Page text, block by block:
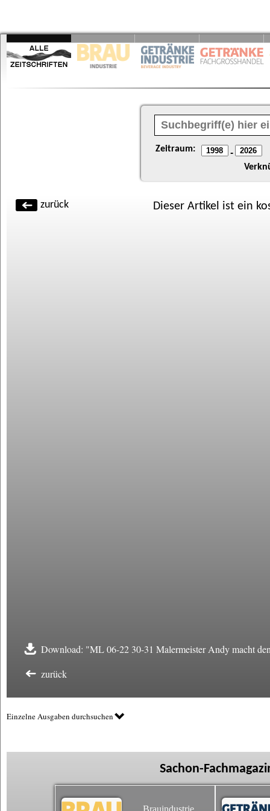
Zeitraum: -
zurück Dieser Artikel ist ein
Download: "ML 06-22 30-31 Malermeister Andy macht
zurück
Einzelne Ausgaben durchsuchen
Sachon-
Brauindustrie